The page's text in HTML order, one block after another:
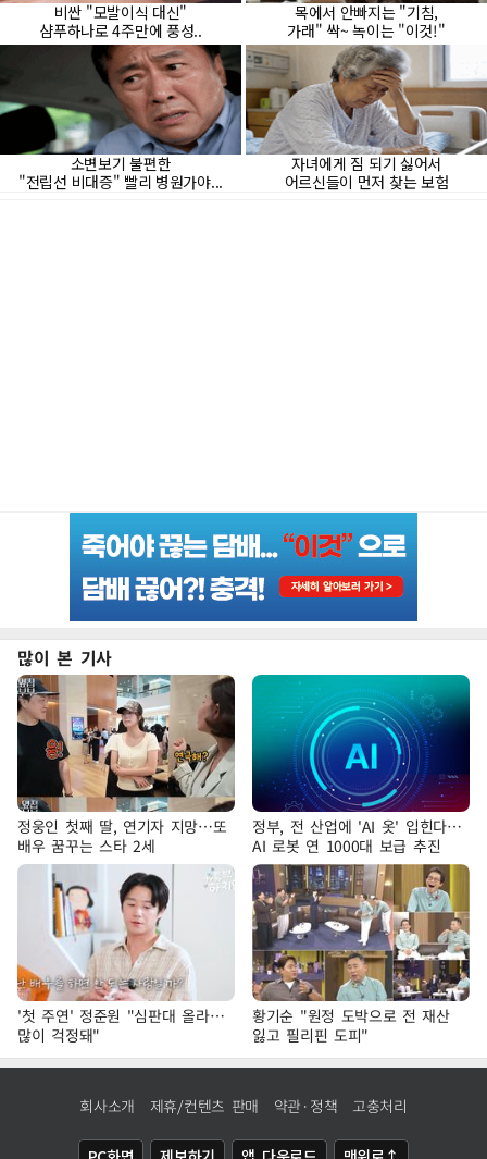
많이 본 기사
정웅인 첫째 딸, 연기자 지망…또
배우 꿈꾸는 스타 2세
정부, 전 산업에 'AI 옷' 입힌다…
AI 로봇 연 1000대 보급 추진
'첫 주연' 정준원 "심판대 올라…
많이 걱정돼"
황기순 "원정 도박으로 전 재산
잃고 필리핀 도피"
회사소개 제휴/컨텐츠 판매 약관·정책 고충처리